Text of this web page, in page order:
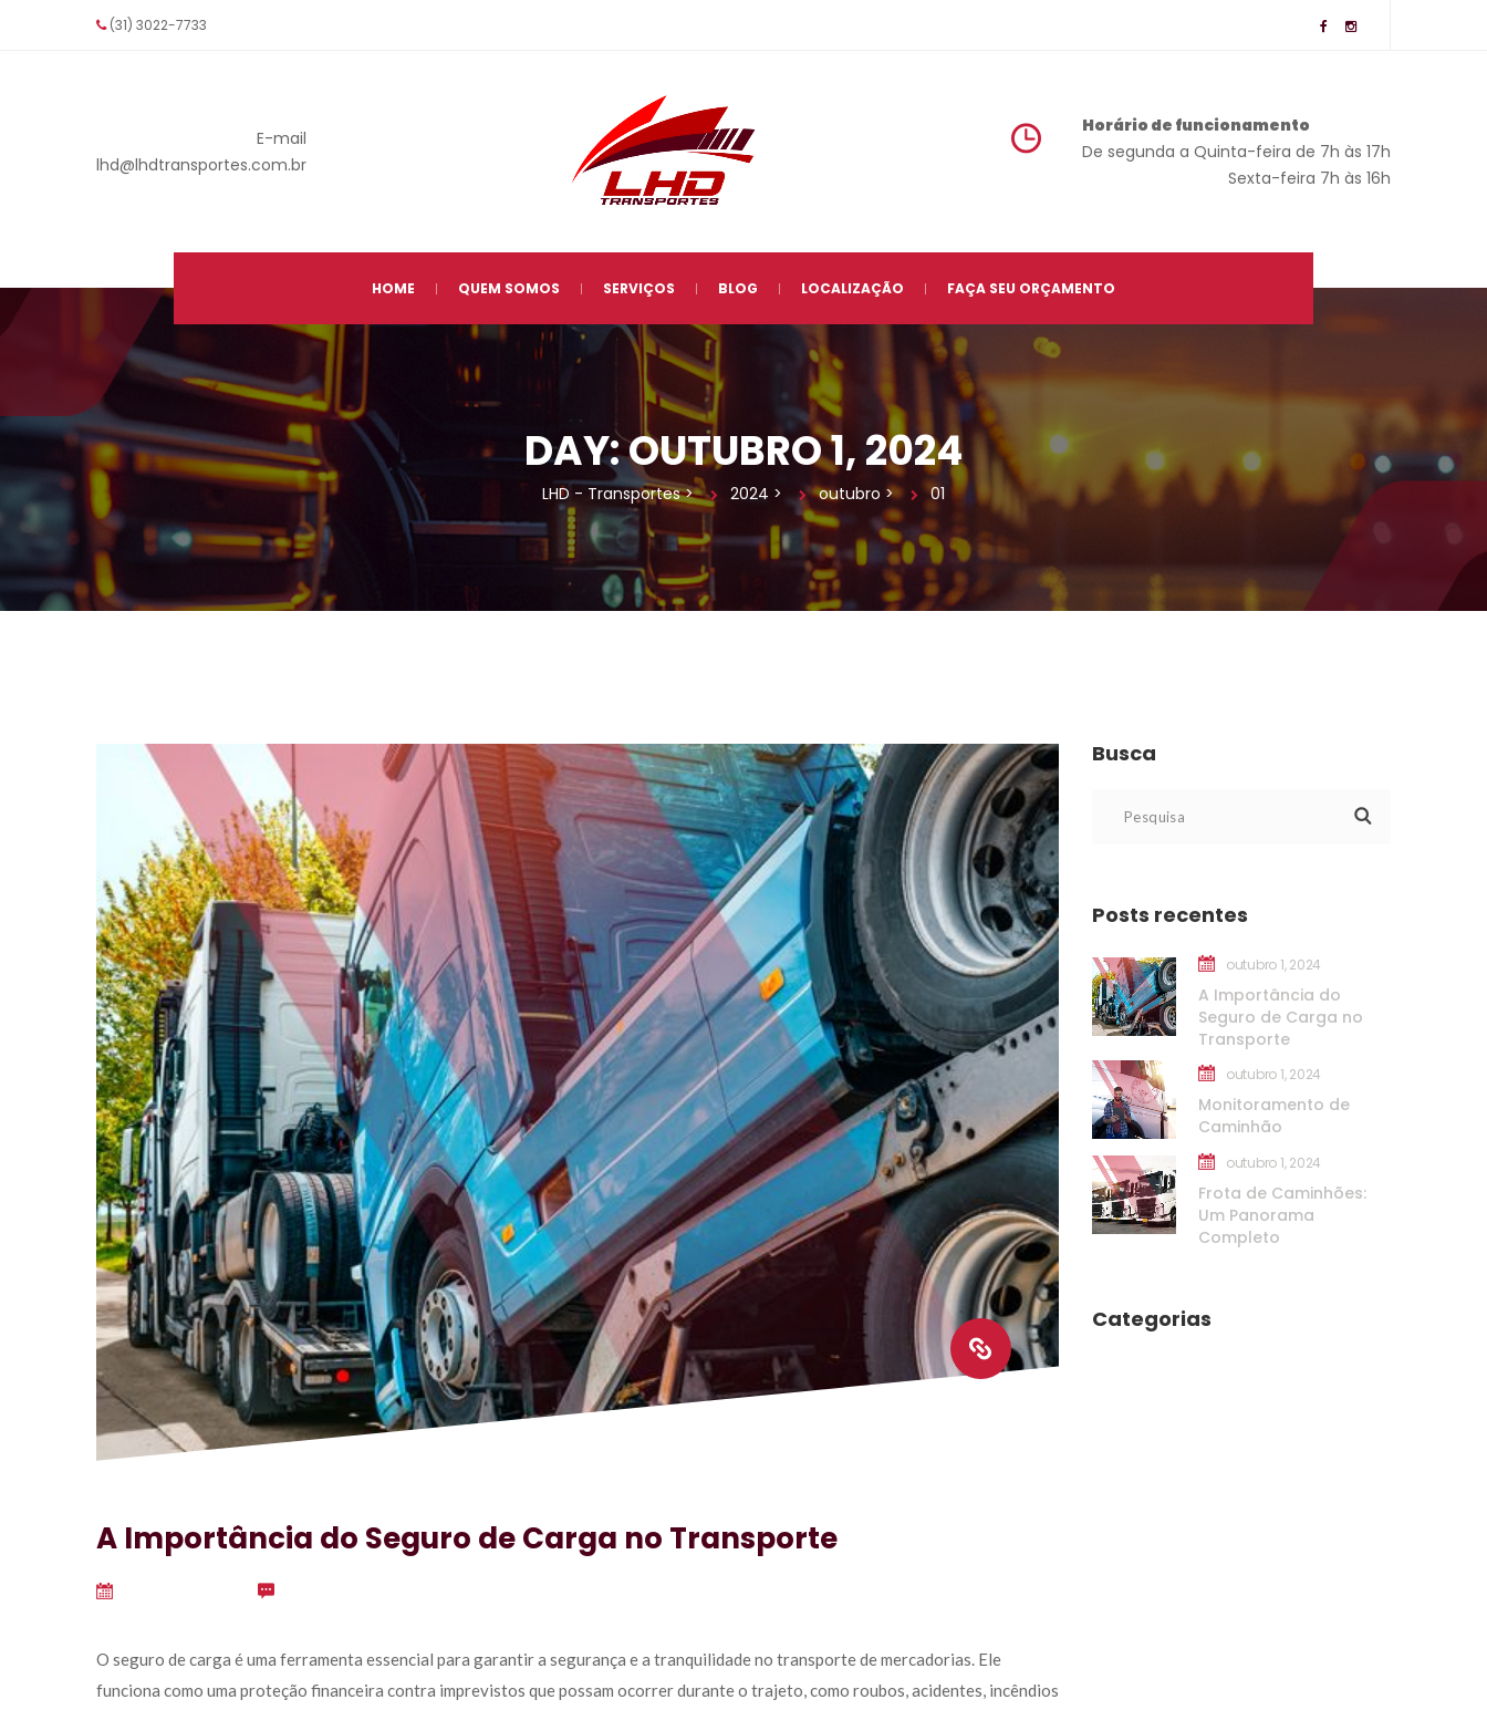
(31) 3022-7733
E-mail
lhd@lhdtransportes.com.br
Horário de funcionamento
De segunda a Quinta-feira de 7h às 17h
Sexta-feira 7h às 16h
HOME QUEM SOMOS SERVIÇOS BLOG LOCALIZAÇÃO FAÇA SEU ORÇAMENTO
DAY: OUTUBRO 1, 2024
LHD - Transporte > 2024 > outubro > 01
A Importância do Seguro de Carga no Transporte
O seguro de carga é uma ferramenta essencial para garantir a segurança e a tranquilidade no transporte de mercadorias. Ele
funciona como uma proteção financeira contra imprevistos que possam ocorrer durante o trajeto, como roubos, acidentes, incêndios
Busca
Posts recente
outubro 1, 2024
A Importância do
Seguro de Carga no
Transporte
outubro 1, 2024
Monitoramento de
Caminhão
outubro 1, 2024
Frota de Caminhões:
Um Panorama
Completo
Categoria